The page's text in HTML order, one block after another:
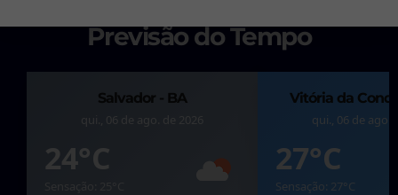
Previsão do Tempo
Salvador - BA
qui., 06 de ago. de 2026
24°C
Vitória da
qui., 06 de ago.
27°C
Sensação: 27°C